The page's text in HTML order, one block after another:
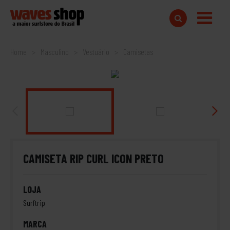
Home Camisetas
CAMISETA RIP CURL ICON PRETO
LOJA
Surftrip
MARCA